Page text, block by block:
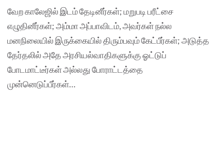
வேற காலேஜில் இடம் தேடினீர்கள்; மறுபடி பரீட்சை
எழுதினீர்கள்; அம்மா அப்பாவிடம், அவர்கள் நல்ல
மனநிலையில் இருக்கையில் திரும்பவும் கேட்பீர்கள்; அடுத்த
தேர்தலில் அதே அரசியல்வாதிகளுக்கு ஓட்டுப்
போடமாட்டீர்கள் அல்லது போராட்டத்தை
முன்னெடுப்பீர்கள்…